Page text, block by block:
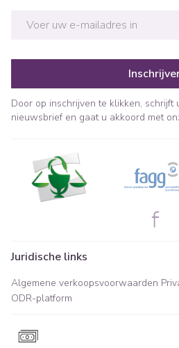
Door op inschrijven te klikken, schrijft
nieuwsbrief en gaat u akkoord met
Juridische links
Algemene verkoopsvoorwaarden
ODR-platform